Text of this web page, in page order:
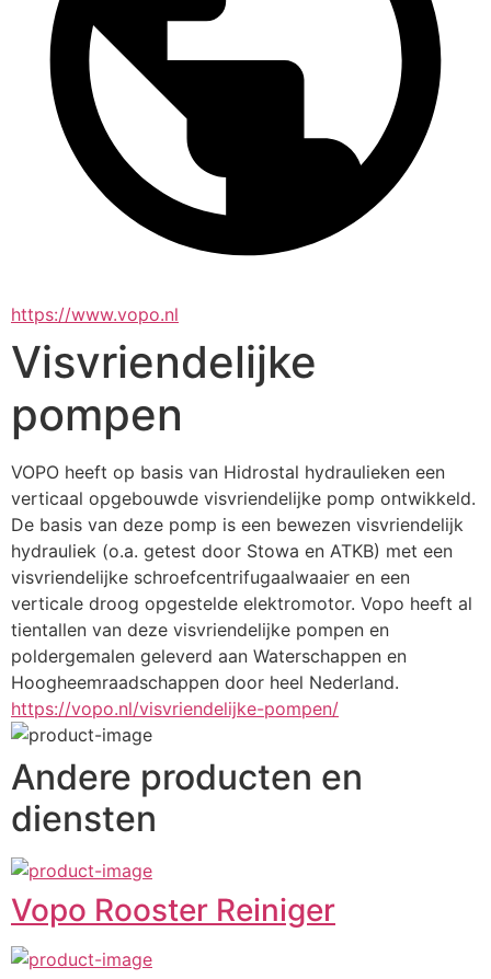
https://www.vopo.nl
Visvriendelijke
pompen
VOPO heeft op basis van Hidrostal hydraulieken een
verticaal opgebouwde visvriendelijke pomp ontwikkeld.
De basis van deze pomp is een bewezen visvriendelijk
hydrauliek (o.a. getest door Stowa en ATKB) met een
visvriendelijke schroefcentrifugaalwaaier en een
verticale droog opgestelde elektromotor. Vopo heeft al
tientallen van deze visvriendelijke pompen en
poldergemalen geleverd aan Waterschappen en
Hoogheemraadschappen door heel Nederland.
https://vopo.nl/visvriendelijke-pompen/
Andere producten en
diensten
Vopo Rooster Reiniger